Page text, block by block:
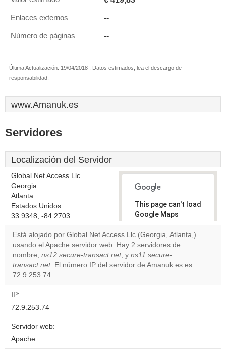
Enlaces externos --
Número de páginas --
Última Actualización: 19/04/2018 . Datos estimados, lea el descargo de
responsabilidad.
www.Amanuk.es
Servidores
Localización del Servidor
Global Net Access Llc
Georgia
Atlanta
Estados Unidos
33.9348, -84.2703
This page can't load
Google Maps
correctly.
Do you
own this
website?
Está alojado por Global Net Access Llc (Georgia, Atlanta,)
usando el Apache servidor web. Hay 2 servidores de
nombre, ns12.secure-transact.net, y ns11.secure-
transact.net. El número IP del servidor de Amanuk.es es
72.9.253.74.
IP:
72.9.253.74
Servidor web:
Apache